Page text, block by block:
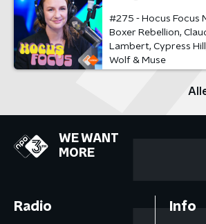
#275 - Hocus Focus
Boxer Rebellion,
Lambert, Cypress
Wolf & Muse
WE WANT
MORE
Radio Info